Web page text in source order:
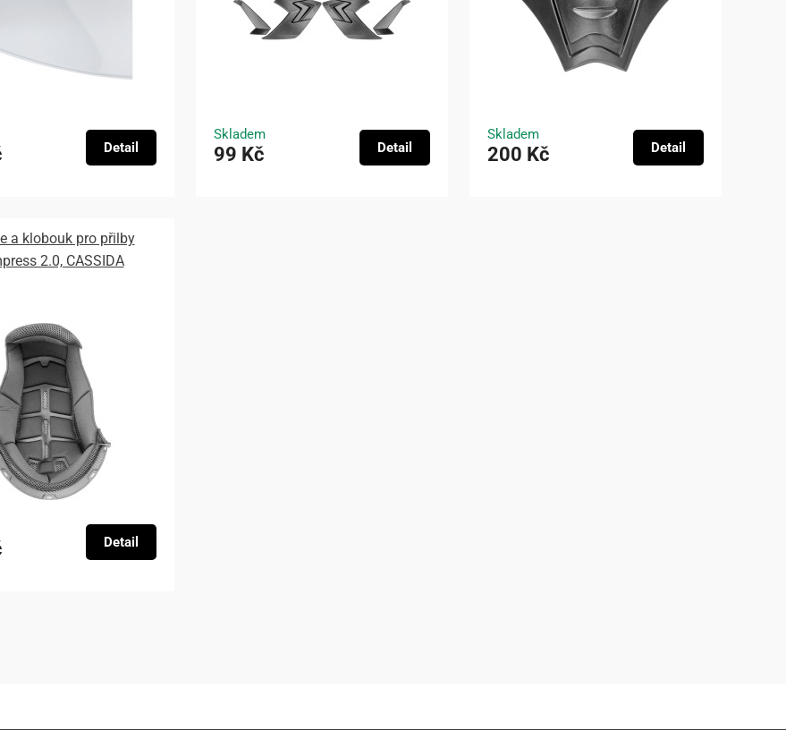
Detail
Skladem
99 Kč Detail
Skladem
200 Kč Detail
a klobouk pro přilby
2.0, CASSIDA
Detail